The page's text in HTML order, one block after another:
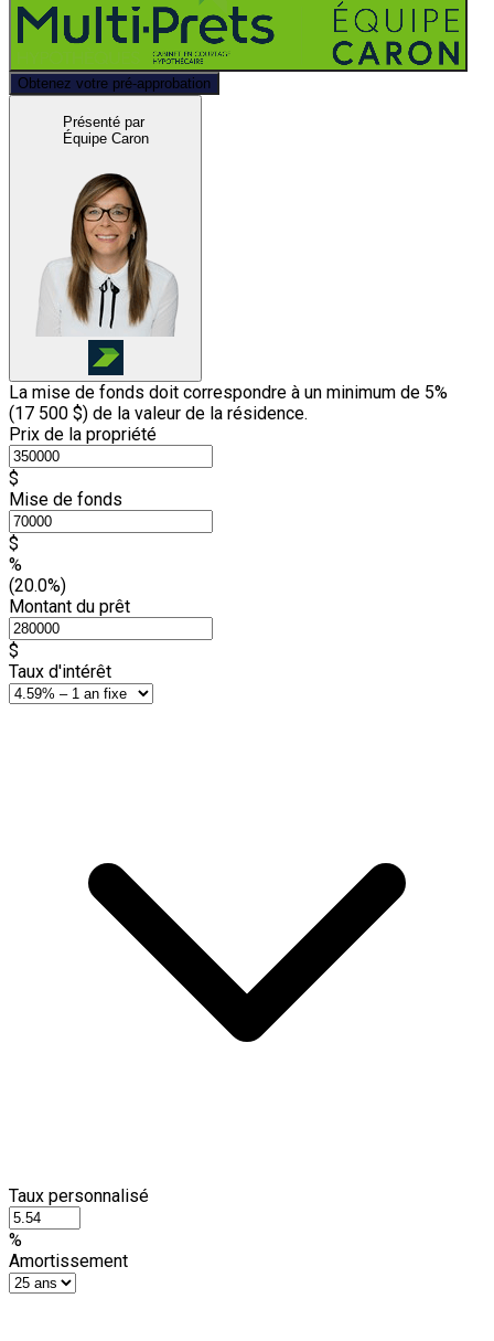
Obtenez votre pré-approbation
Présenté par
Équipe Caron
La mise de fonds doit correspondre à un minimum de 5%
(17 500 $) de la valeur de la résidence.
Prix de la propriété
$
Mise de fonds
$
%
(20.0%)
Montant du prêt
$
Taux d'intérêt
Taux personnalisé
%
Amortissement